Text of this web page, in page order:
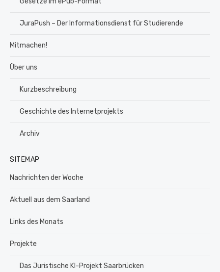
JuraPush – Der Informationsdienst für Studierende
Mitmachen!
Über uns
Kurzbeschreibung
Geschichte des Internetprojekts
Archiv
SITEMAP
Nachrichten der Woche
Aktuell aus dem Saarland
Links des Monats
Projekte
Das Juristische KI-Projekt Saarbrücken